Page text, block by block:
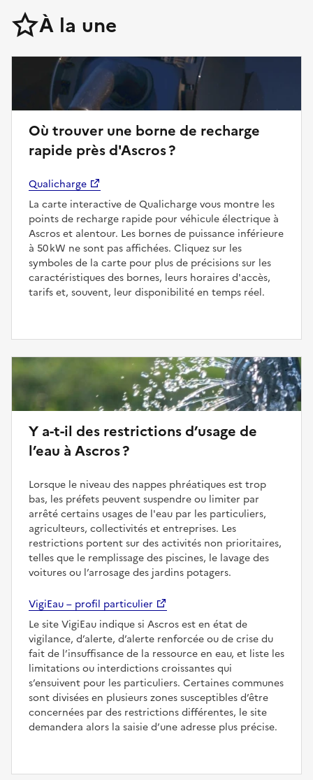
À la une
Où trouver une borne de recharge
rapide près d'Ascros ?
Qualicharge
La carte interactive de Qualicharge vous montre les
points de recharge rapide pour véhicule électrique à
Ascros et alentour. Les bornes de puissance inférieure
à 50 kW ne sont pas affichées. Cliquez sur les
symboles de la carte pour plus de précisions sur les
caractéristiques des bornes, leurs horaires d'accès,
tarifs et, souvent, leur disponibilité en temps réel.
Y a-t-il des restrictions d’usage de
l’eau à Ascros ?
Lorsque le niveau des nappes phréatiques est trop
bas, les préfets peuvent suspendre ou limiter par
arrêté certains usages de l'eau par les particuliers,
agriculteurs, collectivités et entreprises. Les
restrictions portent sur des activités non prioritaires,
telles que le remplissage des piscines, le lavage des
voitures ou l’arrosage des jardins potagers.
VigiEau – profil particulier
Le site VigiEau indique si Ascros est en état de
vigilance, d’alerte, d’alerte renforcée ou de crise du
fait de l’insuffisance de la ressource en eau, et liste les
limitations ou interdictions croissantes qui
s’ensuivent pour les particuliers. Certaines communes
sont divisées en plusieurs zones susceptibles d’être
concernées par des restrictions différentes, le site
demandera alors la saisie d’une adresse plus précise.